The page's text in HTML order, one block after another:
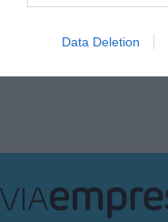
Data Deletion
Anterior